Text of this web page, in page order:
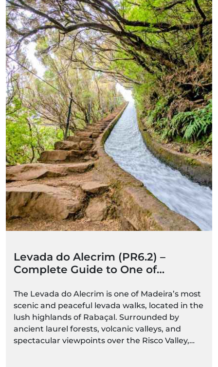
Levada do Alecrim (PR6.2) –
Complete Guide to One of
The Levada do Alecrim is one of Madeira’s most
scenic and peaceful levada walks, located in the
lush highlands of Rabaçal. Surrounded by
ancient laurel forests, volcanic valleys, and
spectacular viewpoints over the Risco Valley,